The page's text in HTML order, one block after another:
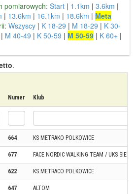
pomiarowych: Start | 1.1km | 3.6km |
| 13.6km | 16.1km | 18.6km | Meta
Wszyscy | K 18-29 | M 18-29 | K 30-
| M 40-49 | K 50-59 | M 50-59 | K 60+ |
.
Numer Klub
664 KS METRAKO POLKOWICE
677 FACE NORDIC WALKING TEAM / UKS
622 KS METRACO POLKOWICE
647 ALTOM